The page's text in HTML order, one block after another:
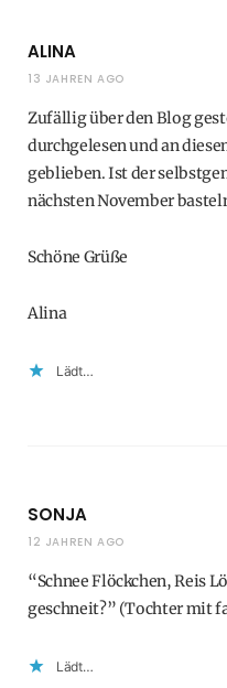
ALINA
13 JAHREN AGO
Zufällig über den Blog
durchgelesen und an
geblieben. Ist der
nächsten November
Schöne Grüße
Alina
Lädt…
SONJA
12 JAHREN AGO
“Schnee Flöckchen, Reis
geschneit?” (Tochter mit
Lädt…